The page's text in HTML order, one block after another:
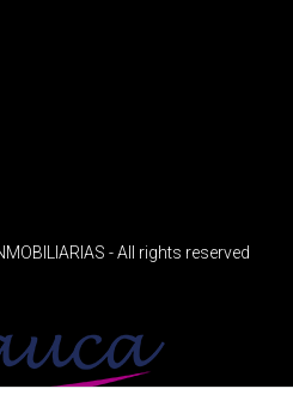
- All rights reserved